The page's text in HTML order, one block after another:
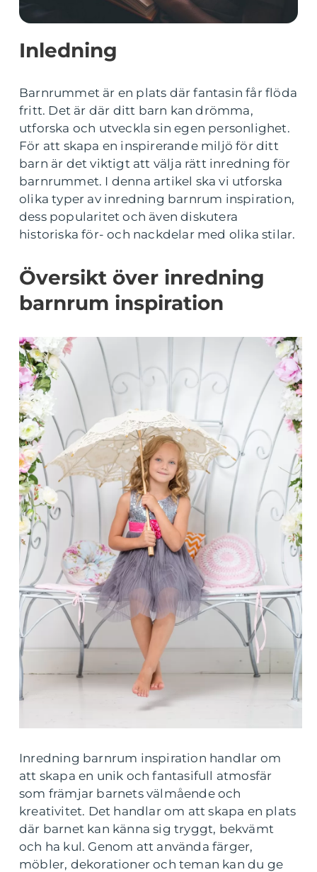
Inledning
Barnrummet är en plats där fantasin får flöda
fritt. Det är där ditt barn kan drömma,
utforska och utveckla sin egen personlighet.
För att skapa en inspirerande miljö för ditt
barn är det viktigt att välja rätt inredning för
barnrummet. I denna artikel ska vi utforska
olika typer av inredning barnrum inspiration,
dess popularitet och även diskutera
historiska för- och nackdelar med olika stilar.
Översikt över inredning
barnrum inspiration
Inredning barnrum inspiration handlar om
att skapa en unik och fantasifull atmosfär
som främjar barnets välmående och
kreativitet. Det handlar om att skapa en plats
där barnet kan känna sig tryggt, bekvämt
och ha kul. Genom att använda färger,
möbler, dekorationer och teman kan du ge